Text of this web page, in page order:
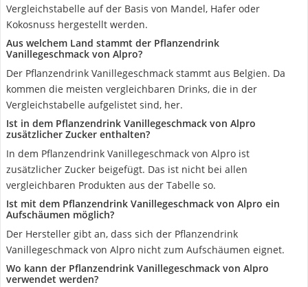
Vergleichstabelle auf der Basis von Mandel, Hafer oder
Kokosnuss hergestellt werden.
Aus welchem Land stammt der Pflanzendrink
Vanillegeschmack von Alpro?
Der Pflanzendrink Vanillegeschmack stammt aus Belgien. Da
kommen die meisten vergleichbaren Drinks, die in der
Vergleichstabelle aufgelistet sind, her.
Ist in dem Pflanzendrink Vanillegeschmack von Alpro
zusätzlicher Zucker enthalten?
In dem Pflanzendrink Vanillegeschmack von Alpro ist
zusätzlicher Zucker beigefügt. Das ist nicht bei allen
vergleichbaren Produkten aus der Tabelle so.
Ist mit dem Pflanzendrink Vanillegeschmack von Alpro ein
Aufschäumen möglich?
Der Hersteller gibt an, dass sich der Pflanzendrink
Vanillegeschmack von Alpro nicht zum Aufschäumen eignet.
Wo kann der Pflanzendrink Vanillegeschmack von Alpro
verwendet werden?